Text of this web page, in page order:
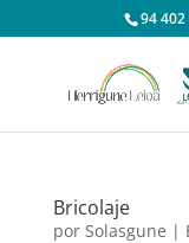
94 402
Bricolaje
por Solasgune |